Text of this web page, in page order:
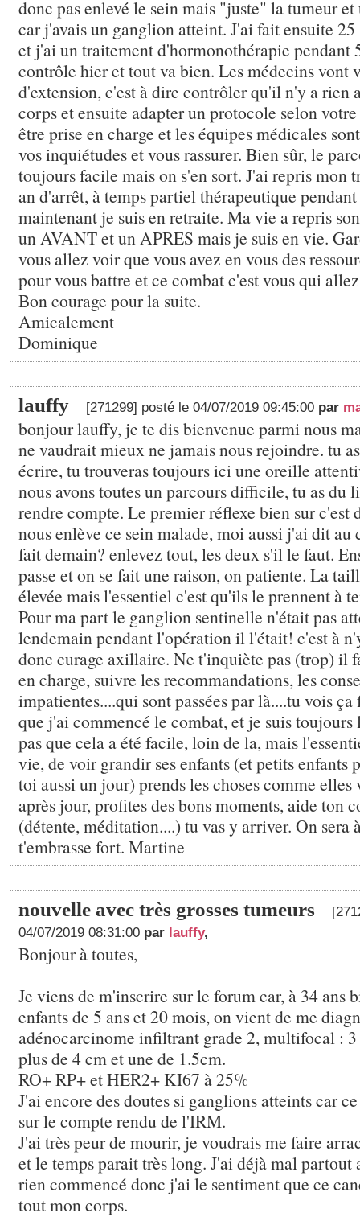
donc pas enlevé le sein mais "juste" la tumeur
car j'avais un ganglion atteint. J'ai fait ensuite 25
et j'ai un traitement d'hormonothérapie pendant
contrôle hier et tout va bien. Les médecins vont
d'extension, c'est à dire contrôler qu'il n'y a rien
corps et ensuite adapter un protocole selon
être prise en charge et les équipes médicales
vos inquiétudes et vous rassurer. Bien sûr, le
toujours facile mais on s'en sort. J'ai repris mon
an d'arrêt, à temps partiel thérapeutique
maintenant je suis en retraite. Ma vie a repris
un AVANT et un APRES mais je suis en vie.
vous allez voir que vous avez en vous des
pour vous battre et ce combat c'est vous qui
Bon courage pour la suite.
Amicalement
Dominique
lauffy [271299] posté le 04/07/2019 09:45:00 par
bonjour lauffy, je te dis bienvenue parmi nous
ne vaudrait mieux ne jamais nous rejoindre. tu
écrire, tu trouveras toujours ici une oreille
nous avons toutes un parcours difficile, tu as du
rendre compte. Le premier réflexe bien sur c'est
nous enlève ce sein malade, moi aussi j'ai dit
fait demain? enlevez tout, les deux s'il le faut.
passe et on se fait une raison, on patiente. La
élevée mais l'essentiel c'est qu'ils le prennent à
Pour ma part le ganglion sentinelle n'était pas
lendemain pendant l'opération il l'était! c'est à
donc curage axillaire. Ne t'inquiète pas (trop) il
en charge, suivre les recommandations, les
impatientes....qui sont passées par là....tu vois
que j'ai commencé le combat, et je suis toujours
pas que cela a été facile, loin de la, mais
vie, de voir grandir ses enfants (et petits enfants
toi aussi un jour) prends les choses comme
après jour, profites des bons moments, aide ton
(détente, méditation....) tu vas y arriver. On sera
t'embrasse fort. Martine
nouvelle avec très grosses tumeurs
04/07/2019 08:31:00 par lauffy,
Bonjour à toutes,
Je viens de m'inscrire sur le forum car, à 34 ans
enfants de 5 ans et 20 mois, on vient de me
adénocarcinome infiltrant grade 2, multifocal :
plus de 4 cm et une de 1.5cm.
RO+ RP+ et HER2+ KI67 à 25%
J'ai encore des doutes si ganglions atteints car
sur le compte rendu de l'IRM.
J'ai très peur de mourir, je voudrais me faire
et le temps parait très long. J'ai déjà mal partout
rien commencé donc j'ai le sentiment que ce
tout mon corps.